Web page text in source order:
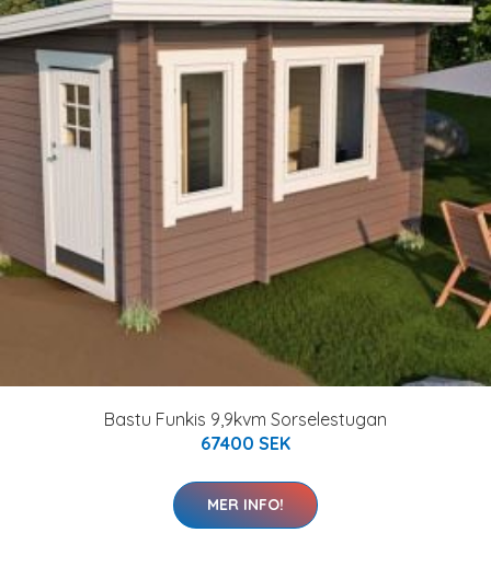
Bastu Funkis 9,9kvm Sorselestugan
67400 SEK
MER INFO!